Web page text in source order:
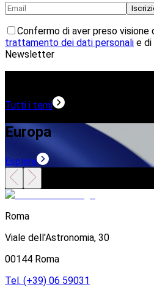
Confermo di aver preso visione
trattamento dei dati personali e di
Newsletter
Tutti i temi
Europa
Esplora
Roma
Viale dell'Astronomia, 30
00144 Roma
Tel. (+39) 06 59031